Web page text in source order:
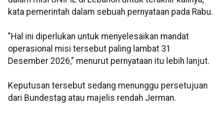
kata pemerintah dalam sebuah pernyataan pada Rabu.
"Hal ini diperlukan untuk menyelesaikan mandat
operasional misi tersebut paling lambat 31
Desember 2026," menurut pernyataan itu lebih lanjut.
Keputusan tersebut sedang menunggu persetujuan
dari Bundestag atau majelis rendah Jerman.